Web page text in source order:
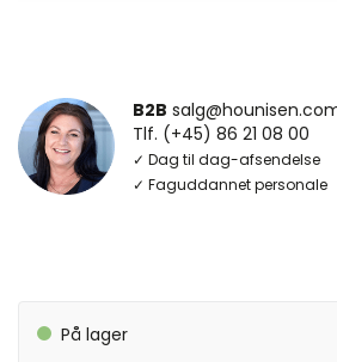
B2B
Tlf. (+45) 86 21 08 00
✓ Dag til dag-afsendelse
✓ Faguddannet personale
På lager